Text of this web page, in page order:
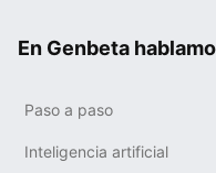
En Genbeta
Paso a paso
Inteligencia artificial